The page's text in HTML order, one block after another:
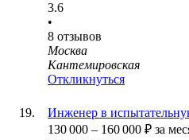
3.6
•
8 отзывов
Москва
Кантемировская
Откликнуться
Инженер в
130 000 – 160 000 ₽ за